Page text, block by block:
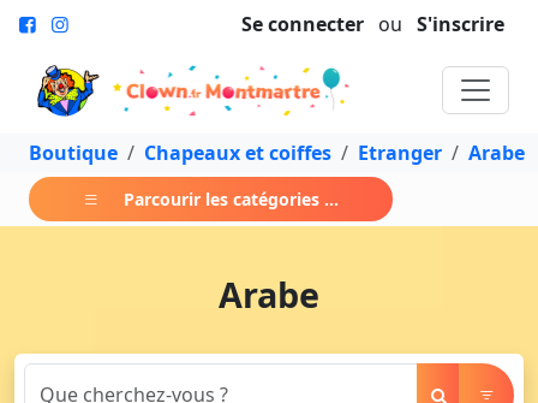
Se connecter ou S'inscrire
Boutique Chapeaux et coiffes Etranger Arabe
Parcourir les catégories ...
Arabe